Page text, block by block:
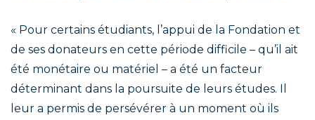
« Pour certains étudiants, l’appui de la Fondation et
de ses donateurs en cette période difficile – qu’il ait
été monétaire ou matériel – a été un facteur
déterminant dans la poursuite de leurs études. Il
leur a permis de persévérer à un moment où ils